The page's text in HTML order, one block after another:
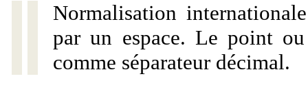
Normalisation
par un espace. Le point
comme séparateur décimal.